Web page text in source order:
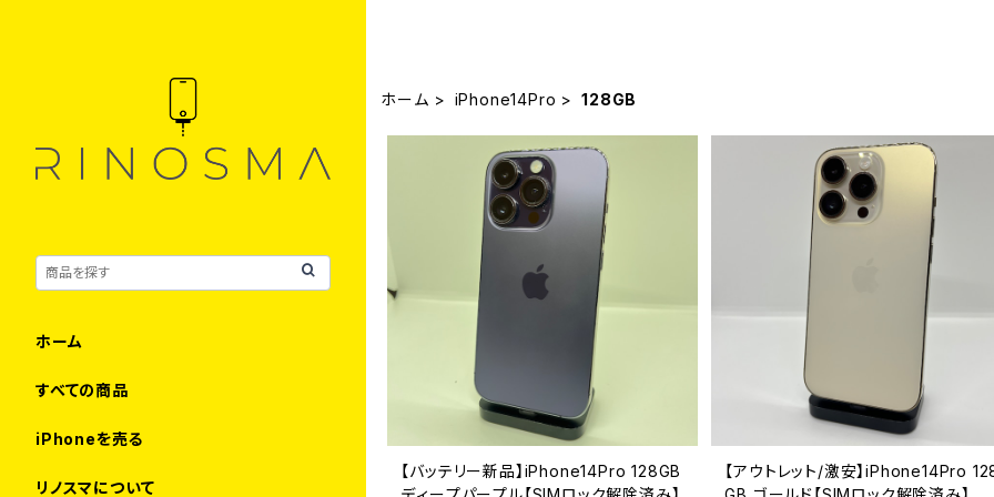
ホーム iPhone14Pro 128GB
【バッテリー新品】iPhone14Pro 128GB
【アウトレット/激安】iPhone14Pro
ホーム
すべての商品
iPhoneを売る
リノスマについて